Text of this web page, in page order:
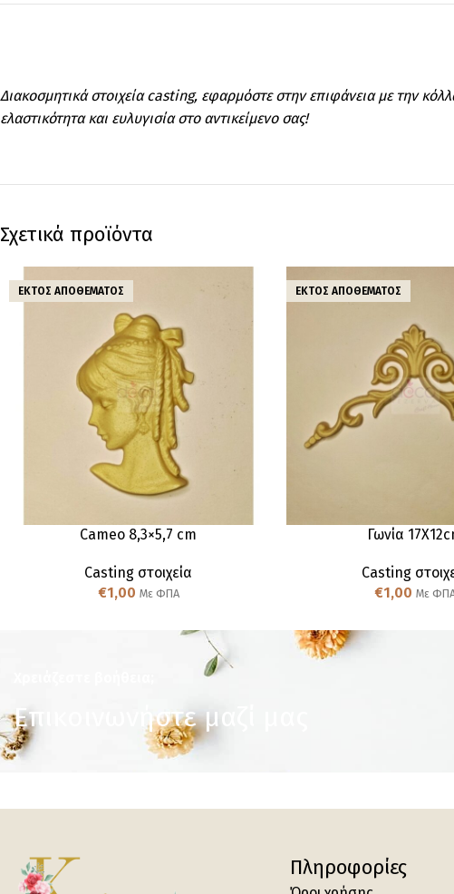
Διακοσμητικά στοιχεία casting, εφαρμόστε στην επιφάνεια με την
ελαστικότητα και ευλυγισία στο αντικείμενο σας!
Σχετικά προϊόντα
ΕΚΤΌΣ ΑΠΟΘΈΜΑΤΟΣ
Cameo 8,3×5,7 cm
Casting στοιχεία
€1,00 Με ΦΠΑ
ΕΚΤΌΣ ΑΠΟΘΈΜΑΤΟΣ
Γωνία
Casting
€1,00 Με
Επικοινωνήστε μαζί μας
Πληροφορίες